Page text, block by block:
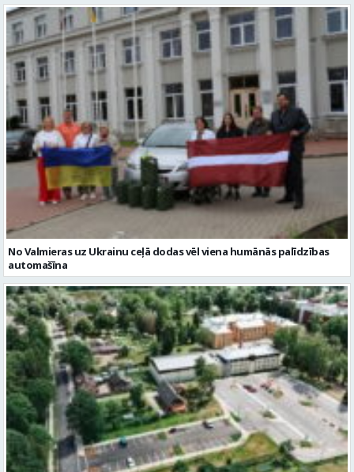
No Valmieras uz Ukrainu ceļā dodas vēl viena humānās palīdzības
automašīna